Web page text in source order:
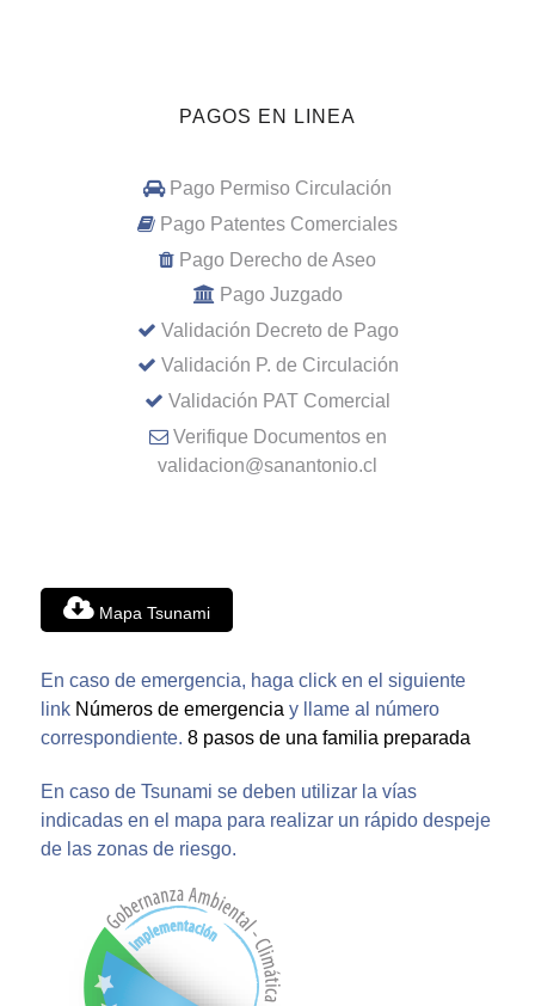
PAGOS EN LINEA
Pago Permiso Circulación
Pago Patentes Comerciales
Pago Derecho de Aseo
Pago Juzgado
Validación Decreto de Pago
Validación P. de Circulación
Validación PAT Comercial
Verifique Documentos en
validacion@sanantonio.cl
Mapa Tsunami
En caso de emergencia, haga click en el siguiente
link Números de emergencia y llame al número
correspondiente. 8 pasos de una familia preparada
En caso de Tsunami se deben utilizar la vías
indicadas en el mapa para realizar un rápido despeje
de las zonas de riesgo.